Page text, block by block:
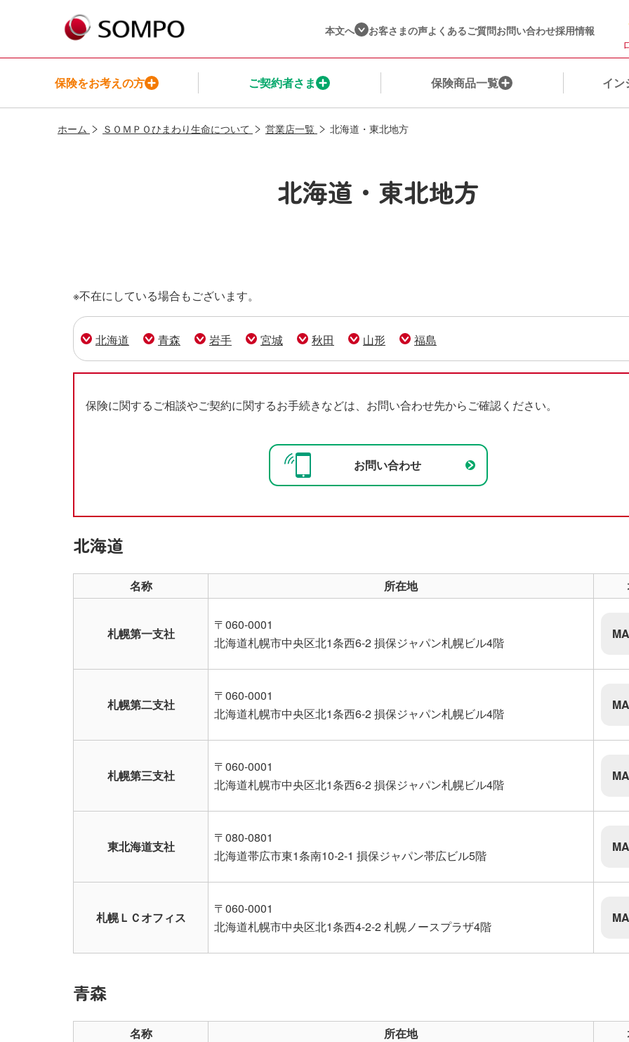
本文へ お客さまの声よくあるご質問お問い合わせ採用情報
保険をお考えの方
保険料シミュレーション
わかりやすい！生命保険の基礎知識
ご契約者さま
保険金・給付金のご請求
その他のお手続き​
保険商品一覧
保険種別
イン
インシュアヘルス商品一覧
ＳＯＭＰＯ健康・生活サポートサービス
営業店一覧​
規約等
保険募集代理店に支払う手数料体系につい
ホーム ＳＯＭＰＯひまわり生命について 営業店一覧 北海道・東北地方
北海道・東北地方
※不在にしている場合もございます。
北海道 青森 岩手 宮城 秋田 山形 福島
保険に関するご相談やご契約に関するお手続きなどは、お問い合わせ先からご確認ください。
お問い合わせ
北海道
名称 所在地
札幌第一支社
〒060-0001
北海道札幌市中央区北1条西6-2 損保ジャパン札幌ビル4階
札幌第二支社
〒060-0001
北海道札幌市中央区北1条西6-2 損保ジャパン札幌ビル4階
札幌第三支社
〒060-0001
北海道札幌市中央区北1条西6-2 損保ジャパン札幌ビル4階
東北海道支社
〒080-0801
北海道帯広市東1条南10-2-1 損保ジャパン帯広ビル5階
札幌ＬＣオフィス
〒060-0001
北海道札幌市中央区北1条西4-2-2 札幌ノースプラザ4階
青森
名称 所在地